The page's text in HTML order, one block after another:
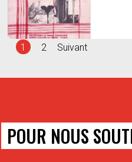
1 2 Suivant
POUR NOUS